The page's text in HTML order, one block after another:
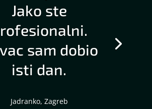
Jako ste
sam dobio
isti dan.
Jadranko, Zagreb